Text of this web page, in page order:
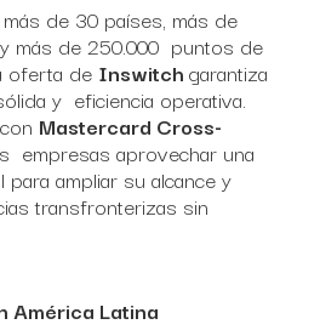
de 30 países, más de
más de 250.000 puntos de
oferta de Inswitchgarantiza
y eficiencia operativa.
Mastercard Cross-
empresas aprovechar una
ampliar su alcance y
transfronterizas sin
América Latina